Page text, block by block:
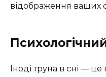
відображення ваших
Іноді труна в сні —